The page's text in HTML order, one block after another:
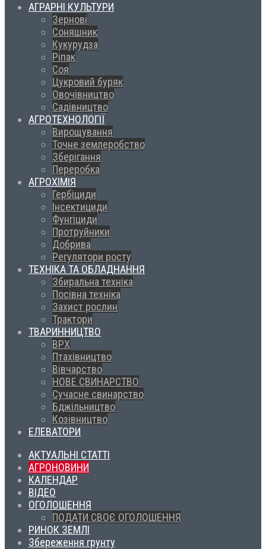
АГРАРНІ КУЛЬТУРИ
Зернові
Соняшник
Кукурудза
Ріпак
Соя
Цукровий буряк
Овочівництво
Садівництво
АГРОТЕХНОЛОГІЇ
Вирощування
Точне землеробство
Зберігання
Переробка
АГРОХІМІЯ
Гербіциди
Інсектициди
Фунгіциди
Протруйники
Добрива
Регулятори росту
ТЕХНІКА ТА ОБЛАДНАННЯ
Збиральна техніка
Посівна техніка
Захист рослин
Трактори
ТВАРИННИЦТВО
ВРХ
Птахівництво
Вівчарство
НОВЕ СВИНАРСТВО
Сучасне свинарство
Бджільництво
Козівництво
ЕЛЕВАТОРИ
АКТУАЛЬНІ СТАТТІ
АГРОНОВИНИ
КАЛЕНДАР
ВІДЕО
ОГОЛОШЕННЯ
ПОДАТИ СВОЄ ОГОЛОШЕННЯ
РИНОК ЗЕМЛІ
Збереження грунту